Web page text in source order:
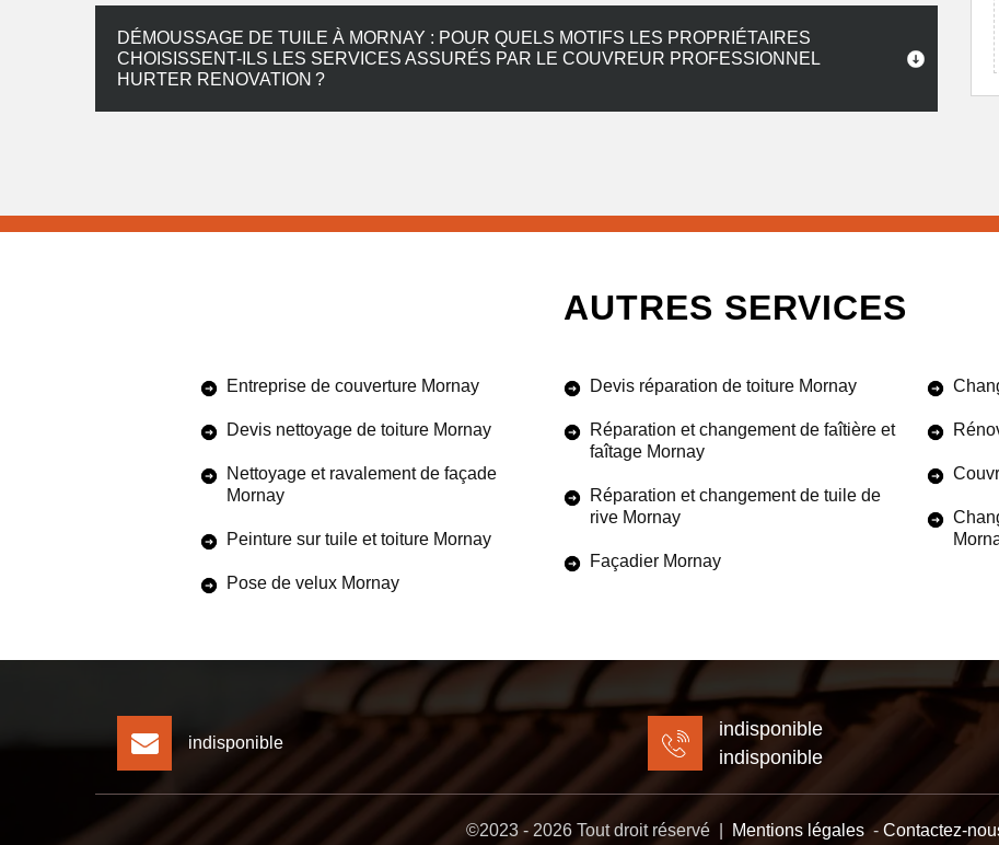
DÉMOUSSAGE DE TUILE À MORNAY : POUR QUELS MOTIFS LES PROPRIÉTAIRES
CHOISISSENT-ILS LES SERVICES ASSURÉS PAR LE COUVREUR PROFESSIONNEL
HURTER RENOVATION ?
AUTRES SERVICES
Entreprise de couverture Mornay
Devis nettoyage de toiture Mornay
Nettoyage et ravalement de façade
Mornay
Peinture sur tuile et toiture Mornay
Pose de velux Mornay
Devis réparation de toiture Mornay
Réparation et changement de faîtière et
faîtage Mornay
Réparation et changement de tuile de
rive Mornay
Façadier Mornay
indisponible
indisponible
indisponible
©2023 - 2026 Tout droit réservé | Mentions légales- Contactez-